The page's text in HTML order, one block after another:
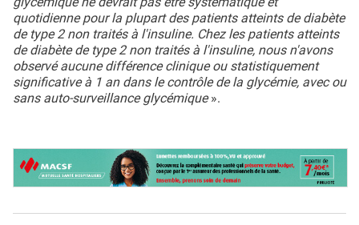
quotidienne pour la plupart des patients atteints de diabète
de type 2 non traités à l'insuline. Chez les patients atteints
de diabète de type 2 non traités à l'insuline, nous n'avons
observé aucune différence clinique ou statistiquement
significative à 1 an dans le contrôle de la glycémie, avec ou
sans auto-surveillance glycémique».